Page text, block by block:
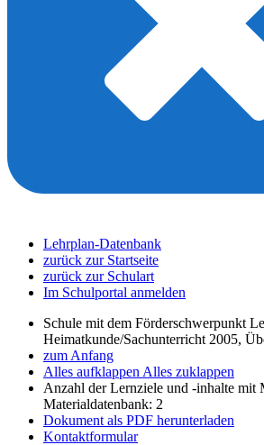
Lehrplan-Datenbank
zurück zur Startseite
zurück zur Schulart
Im Schulportal anmelden
Schule mit dem Förderschwerpunkt
Heimatkunde/Sachunterricht 2005,
zum Anfang
Alles aufklappen Alles zuklappen
Anzahl der Lernziele und -inhalte mit
Materialdatenbank: 2
Dokument als PDF herunterladen
Kontaktformular